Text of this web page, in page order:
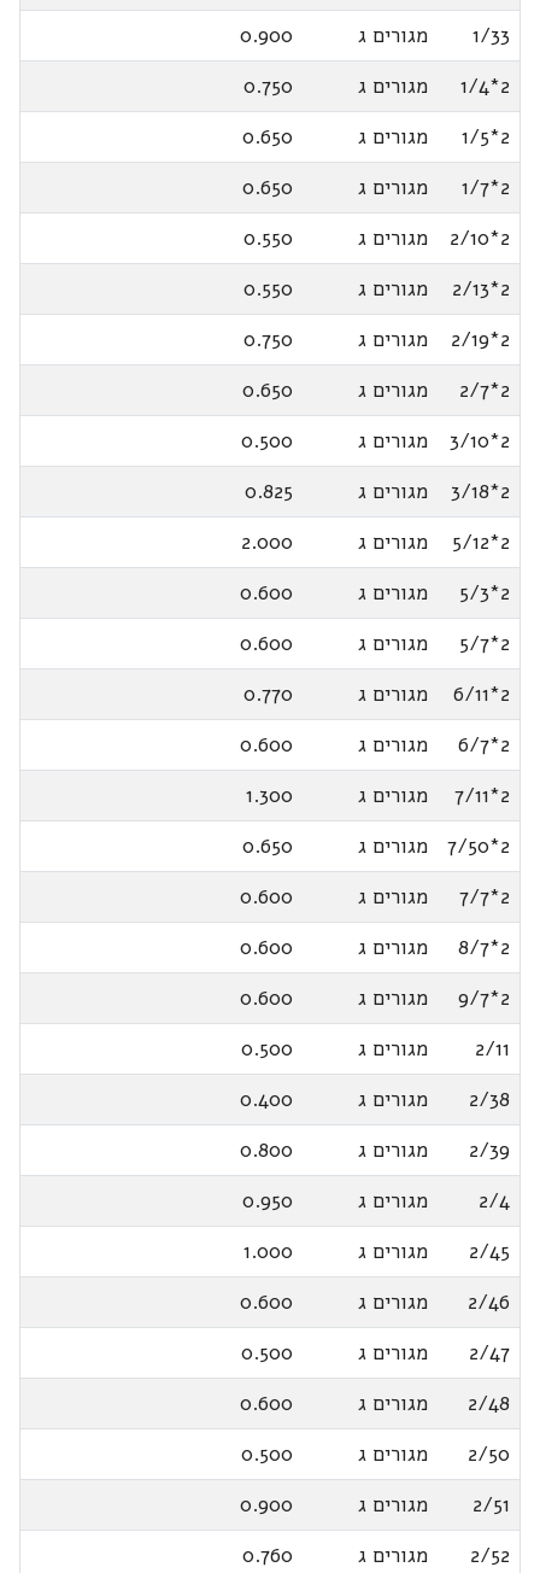
1/33
מגורים ג
0.900
2*1/4
מגורים ג
0.750
2*1/5
מגורים ג
0.650
2*1/7
מגורים ג
0.650
2*2/10
מגורים ג
0.550
2*2/13
מגורים ג
0.550
2*2/19
מגורים ג
0.750
2*2/7
מגורים ג
0.650
2*3/10
מגורים ג
0.500
2*3/18
מגורים ג
0.825
2*5/12
מגורים ג
2.000
2*5/3
מגורים ג
0.600
2*5/7
מגורים ג
0.600
2*6/11
מגורים ג
0.770
2*6/7
מגורים ג
0.600
2*7/11
מגורים ג
1.300
2*7/50
מגורים ג
0.650
2*7/7
מגורים ג
0.600
2*8/7
מגורים ג
0.600
2*9/7
מגורים ג
0.600
2/11
מגורים ג
0.500
2/38
מגורים ג
0.400
2/39
מגורים ג
0.800
2/4
מגורים ג
0.950
2/45
מגורים ג
1.000
2/46
מגורים ג
0.600
2/47
מגורים ג
0.500
2/48
מגורים ג
0.600
2/50
מגורים ג
0.500
2/51
מגורים ג
0.900
2/52
מגורים ג 0.760